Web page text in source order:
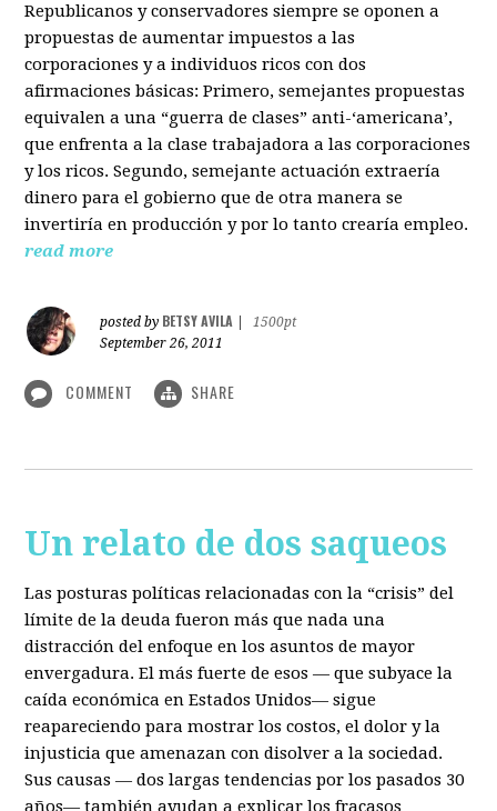
Republicanos y conservadores siempre se oponen a
propuestas de aumentar impuestos a las
corporaciones y a individuos ricos con dos
afirmaciones básicas: Primero, semejantes propuestas
equivalen a una “guerra de clases” anti-‘americana’,
que enfrenta a la clase trabajadora a las corporaciones
y los ricos. Segundo, semejante actuación extraería
dinero para el gobierno que de otra manera se
invertiría en producción y por lo tanto crearía empleo.
read more
posted by BETSY AVILA
1500pt
September 26, 2011
COMMENT SHARE
Un relato de dos saqueos
Las posturas políticas relacionadas con la “crisis” del
límite de la deuda fueron más que nada una
distracción del enfoque en los asuntos de mayor
envergadura. El más fuerte de esos — que subyace la
caída económica en Estados Unidos— sigue
reapareciendo para mostrar los costos, el dolor y la
injusticia que amenazan con disolver a la sociedad.
Sus causas — dos largas tendencias por los pasados 30
años— también ayudan a explicar los fracasos